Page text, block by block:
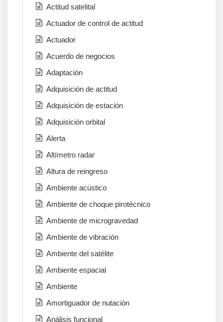
Actitud satelital
Actuador de control de actitud
Actuador
Acuerdo de negocios
Adaptación
Adquisición de actitud
Adquisición de estación
Adquisición orbital
Alerta
Altímetro radar
Altura de reingreso
Ambiente acústico
Ambiente de choque pirotécnico
Ambiente de microgravedad
Ambiente de vibración
Ambiente del satélite
Ambiente espacial
Ambiente
Amortiguador de nutación
Análisis funcional